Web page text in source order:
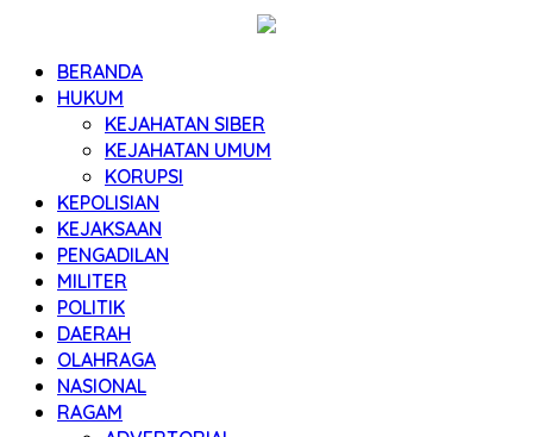
BERANDA
HUKUM
KEJAHATAN SIBER
KEJAHATAN UMUM
KORUPSI
KEPOLISIAN
KEJAKSAAN
PENGADILAN
MILITER
POLITIK
DAERAH
OLAHRAGA
NASIONAL
RAGAM